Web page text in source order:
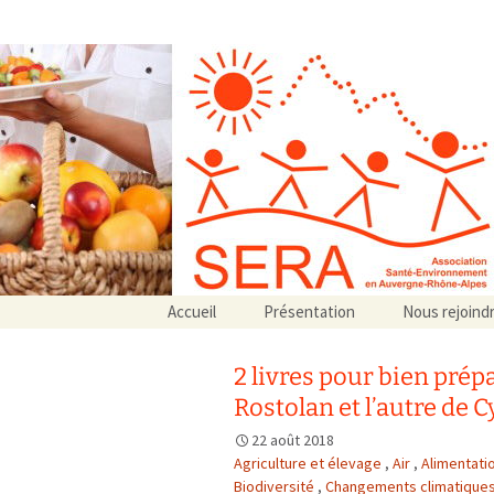
Aller
au
Accueil Présentation
Associations partenaires
Associations adhérentes
Nous
2 livres pour bien
Rostolan et l’autre de
22 août 2018
Agriculture et élevage , Air ,
Biodiversité , Changements climatiques